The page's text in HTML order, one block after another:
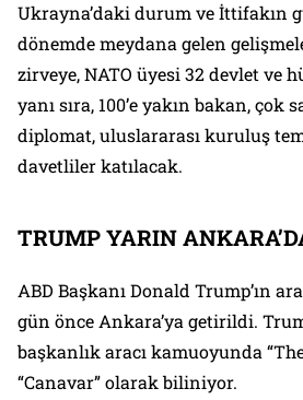
Ukrayna’daki durum ve İttifakın
dönemde meydana gelen
zirveye, NATO üyesi 32 devlet ve
yanı sıra, 100’e yakın bakan, çok
diplomat, uluslararası kuruluş
davetliler katılacak.
TRUMP YARIN
ABD Başkanı Donald Trump’ın
gün önce Ankara’ya getirildi.
başkanlık aracı kamuoyunda
“Canavar” olarak biliniyor.